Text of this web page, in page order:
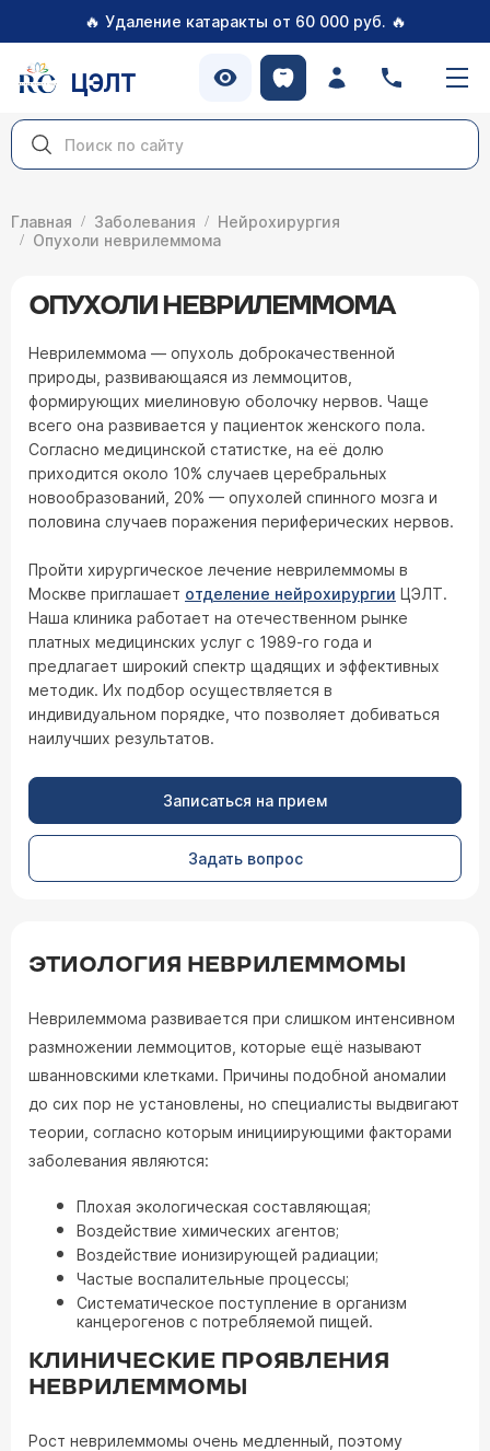
🔥 Удаление катаракты от 60 000 руб. 🔥
ЦЭЛТ
Главная Заболевания
Нейрохирургия
Опухоли неврилеммома
ОПУХОЛИ НЕВРИЛЕММОМА
Неврилеммома — опухоль доброкачественной
природы, развивающаяся из леммоцитов,
формирующих миелиновую оболочку нервов. Чаще
всего она развивается у пациенток женского пола.
Согласно медицинской статистке, на её долю
приходится около 10% случаев церебральных
новообразований, 20% — опухолей спинного мозга и
половина случаев поражения периферических нервов.
Пройти хирургическое лечение неврилеммомы в
Москве приглашает отделение нейрохирургии ЦЭЛТ.
Наша клиника работает на отечественном рынке
платных медицинских услуг с 1989-го года и
предлагает широкий спектр щадящих и эффективных
методик. Их подбор осуществляется в
индивидуальном порядке, что позволяет добиваться
наилучших результатов.
Записаться на прием
Задать вопрос
ЭТИОЛОГИЯ НЕВРИЛЕММОМЫ
Неврилеммома развивается при слишком интенсивном
размножении леммоцитов, которые ещё называют
шванновскими клетками. Причины подобной аномалии
до сих пор не установлены, но специалисты выдвигают
теории, согласно которым инициирующими факторами
заболевания являются:
Плохая экологическая составляющая;
Воздействие химических агентов;
Воздействие ионизирующей радиации;
Частые воспалительные процессы;
Систематическое поступление в организм
канцерогенов с потребляемой пищей.
КЛИНИЧЕСКИЕ ПРОЯВЛЕНИЯ
НЕВРИЛЕММОМЫ
Рост неврилеммомы очень медленный, поэтому